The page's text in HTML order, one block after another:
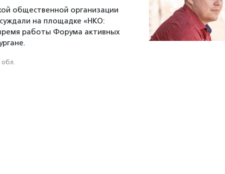
общественной организации
на площадке «НКО:
работы Форума активных
обл.